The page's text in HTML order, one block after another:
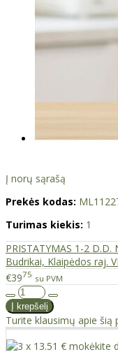
Į norų sąrašą
Prekės kodas:
Turimas kiekis: 1
PRISTATYMAS 1-2
Budrikai, Klaipėdos raj.
€3975 su PVM
Turite klausimų apie šią